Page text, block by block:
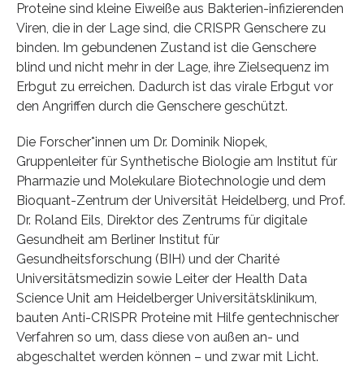
Proteine sind kleine Eiweiße aus Bakterien-infizierenden
Viren, die in der Lage sind, die CRISPR Genschere zu
binden. Im gebundenen Zustand ist die Genschere
blind und nicht mehr in der Lage, ihre Zielsequenz im
Erbgut zu erreichen. Dadurch ist das virale Erbgut vor
den Angriffen durch die Genschere geschützt.
Die Forscher*innen um Dr. Dominik Niopek,
Gruppenleiter für Synthetische Biologie am Institut für
Pharmazie und Molekulare Biotechnologie und dem
Bioquant-Zentrum der Universität Heidelberg, und Prof.
Dr. Roland Eils, Direktor des Zentrums für digitale
Gesundheit am Berliner Institut für
Gesundheitsforschung (BIH) und der Charité
Universitätsmedizin sowie Leiter der Health Data
Science Unit am Heidelberger Universitätsklinikum,
bauten Anti-CRISPR Proteine mit Hilfe gentechnischer
Verfahren so um, dass diese von außen an- und
abgeschaltet werden können – und zwar mit Licht.